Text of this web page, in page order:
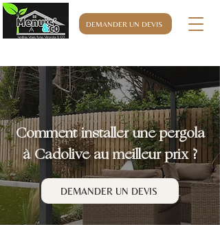
DEMANDER UN DEVIS
Comment installer une pergola
à Cadolive au meilleur prix ?
DEMANDER UN DEVIS